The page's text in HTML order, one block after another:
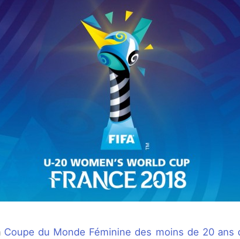
Coupe du Monde Féminine des moins de 20 ans